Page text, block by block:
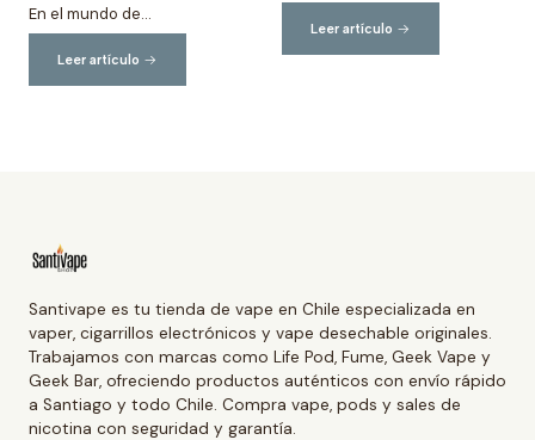
En el mundo de...
Leer artículo
Leer artículo
Santivape es tu tienda de vape en Chile especializada en
vaper, cigarrillos electrónicos y vape desechable originales.
Trabajamos con marcas como Life Pod, Fume, Geek Vape y
Geek Bar, ofreciendo productos auténticos con envío rápido
a Santiago y todo Chile. Compra vape, pods y sales de
nicotina con seguridad y garantía.